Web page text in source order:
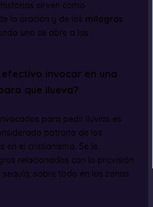
sirven como
la oración y de los milagros
uno se abre a las
invocar en una
que llueva?
para pedir lluvias es
patrono de los
en el cristianismo. Se le
relacionados con la provisión
sobre todo en las zonas